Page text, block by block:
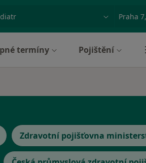
Město
termíny Pojištění
Zdravotní pojišťovna